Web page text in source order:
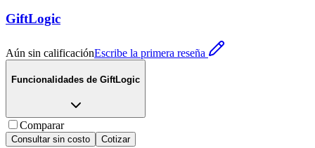
GiftLogic
Aún sin calificaciónEscribe la primera reseña
Funcionalidades de GiftLogic
Comparar
Consultar sin costo Cotizar